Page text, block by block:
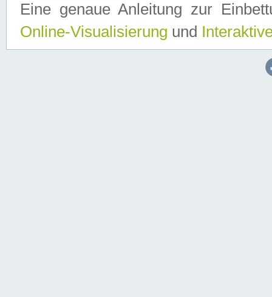
Eine genaue Anleitung zur
Online-Visualisierung und